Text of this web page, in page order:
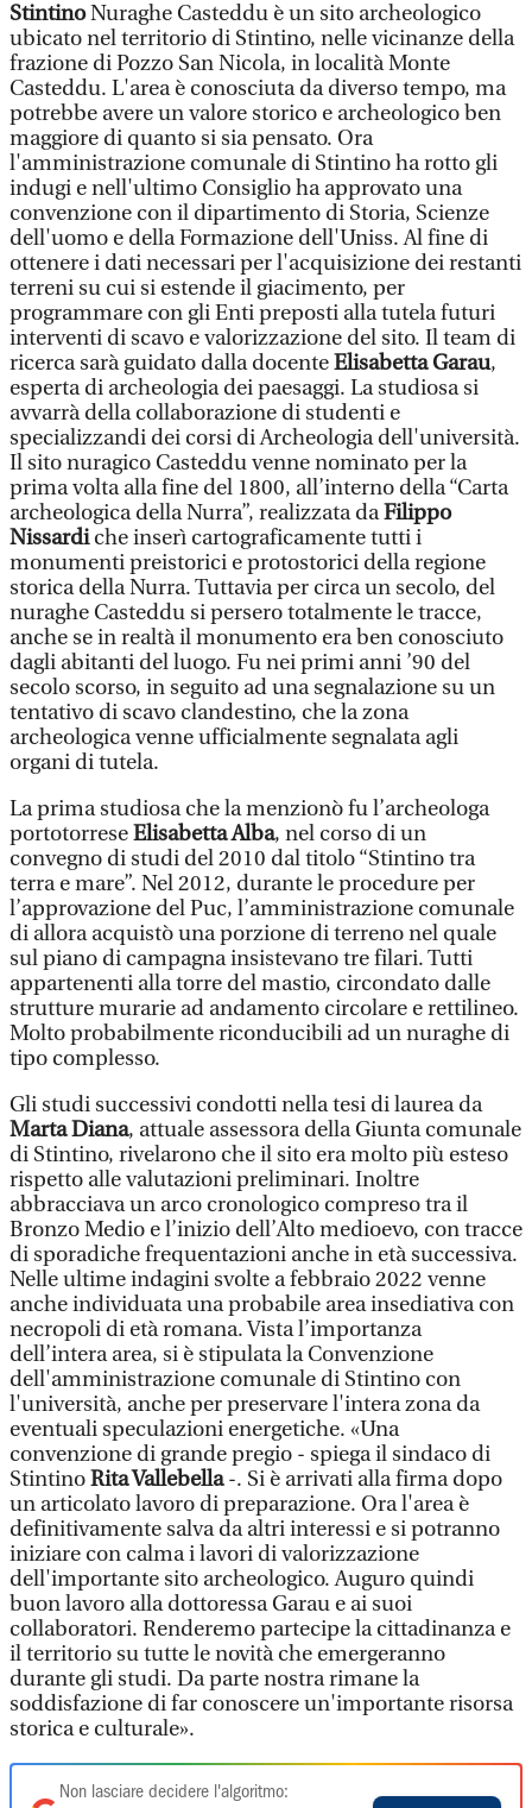
StintinoNuraghe Casteddu è un sito archeologico
ubicato nel territorio di Stintino, nelle vicinanze della
frazione di Pozzo San Nicola, in località Monte
Casteddu. L'area è conosciuta da diverso tempo, ma
potrebbe avere un valore storico e archeologico ben
maggiore di quanto si sia pensato. Ora
l'amministrazione comunale di Stintino ha rotto gli
indugi e nell'ultimo Consiglio ha approvato una
convenzione con il dipartimento di Storia, Scienze
dell'uomo e della Formazione dell'Uniss. Al fine di
ottenere i dati necessari per l'acquisizione dei restanti
terreni su cui si estende il giacimento, per
programmare con gli Enti preposti alla tutela futuri
interventi di scavo e valorizzazione del sito. Il team di
ricerca sarà guidato dalla docenteElisabetta Garau,
esperta di archeologia dei paesaggi. La studiosa si
avvarrà della collaborazione di studenti e
specializzandi dei corsi di Archeologia dell'università.
Il sito nuragico Casteddu venne nominato per la
prima volta alla fine del 1800, all’interno della “Carta
archeologica della Nurra”, realizzata daFilippo
Nissardiche inserì cartograficamente tutti i
monumenti preistorici e protostorici della regione
storica della Nurra. Tuttavia per circa un secolo, del
nuraghe Casteddu si persero totalmente le tracce,
anche se in realtà il monumento era ben conosciuto
dagli abitanti del luogo. Fu nei primi anni ’90 del
secolo scorso, in seguito ad una segnalazione su un
tentativo di scavo clandestino, che la zona
archeologica venne ufficialmente segnalata agli
organi di tutela.
La prima studiosa che la menzionò fu l’archeologa
portotorreseElisabetta Alba, nel corso di un
convegno di studi del 2010 dal titolo “Stintino tra
terra e mare”. Nel 2012, durante le procedure per
l’approvazione del Puc, l’amministrazione comunale
di allora acquistò una porzione di terreno nel quale
sul piano di campagna insistevano tre filari. Tutti
appartenenti alla torre del mastio, circondato dalle
strutture murarie ad andamento circolare e rettilineo.
Molto probabilmente riconducibili ad un nuraghe di
tipo complesso.
Gli studi successivi condotti nella tesi di laurea da
Marta Diana, attuale assessora della Giunta comunale
di Stintino, rivelarono che il sito era molto più esteso
rispetto alle valutazioni preliminari. Inoltre
abbracciava un arco cronologico compreso tra il
Bronzo Medio e l’inizio dell’Alto medioevo, con tracce
di sporadiche frequentazioni anche in età successiva.
Nelle ultime indagini svolte a febbraio 2022 venne
anche individuata una probabile area insediativa con
necropoli di età romana. Vista l’importanza
dell’intera area, si è stipulata la Convenzione
dell'amministrazione comunale di Stintino con
l'università, anche per preservare l'intera zona da
eventuali speculazioni energetiche. «Una
convenzione di grande pregio - spiega il sindaco di
StintinoRita Vallebella-. Si è arrivati alla firma dopo
un articolato lavoro di preparazione. Ora l'area è
definitivamente salva da altri interessi e si potranno
iniziare con calma i lavori di valorizzazione
dell'importante sito archeologico. Auguro quindi
buon lavoro alla dottoressa Garau e ai suoi
collaboratori. Renderemo partecipe la cittadinanza e
il territorio su tutte le novità che emergeranno
durante gli studi. Da parte nostra rimane la
soddisfazione di far conoscere un'importante risorsa
storica e culturale».
Non lasciare decidere l'algoritmo: